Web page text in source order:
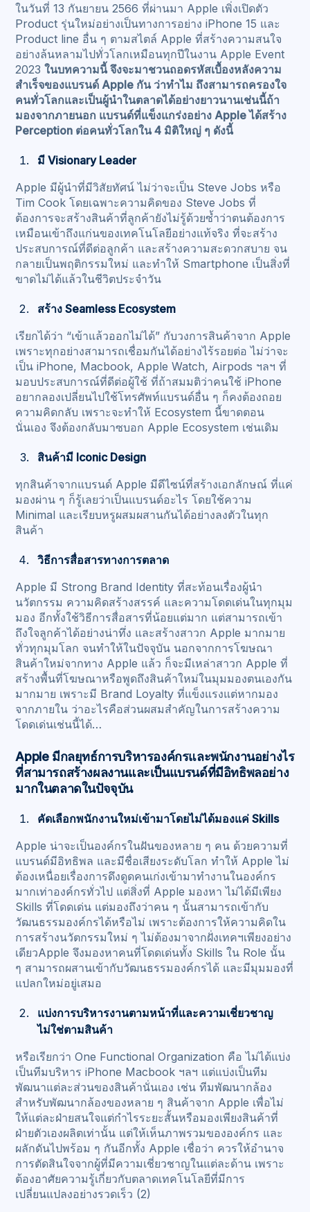
ในวันที่ 13 กันยายน 2566 ที่ผ่านมา Apple เพิ่งเปิดตัว
Product รุ่นใหม่อย่างเป็นทางการอย่าง iPhone 15 และ
Product line อื่น ๆ ตามสไตล์ Apple ที่สร้างความสนใจ
อย่างล้นหลามไปทั่วโลกเหมือนทุกปีในงาน Apple Event
2023ในบทความนี้ จึงจะมาชวนถอดรหัสเบื้องหลังความ
สำเร็จของแบรนด์ Apple กัน ว่าทำไม ถึงสามารถครองใจ
คนทั่วโลกและเป็นผู้นำในตลาดได้อย่างยาวนานเช่นนี้ถ้า
มองจากภายนอก แบรนด์ที่แข็งแกร่งอย่าง Apple ได้สร้าง
Perception ต่อคนทั่วโลกใน 4 มิติใหญ่ ๆ ดังนี้
มี Visionary Leader
Apple มีผู้นำที่มีวิสัยทัศน์ ไม่ว่าจะเป็น Steve Jobs หรือ
Tim Cook โดยเฉพาะความคิดของ Steve Jobs ที่
ต้องการจะสร้างสินค้าที่ลูกค้ายังไม่รู้ด้วยซ้ำว่าตนต้องการ
เหมือนเข้าถึงแก่นของเทคโนโลยีอย่างแท้จริง ที่จะสร้าง
ประสบการณ์ที่ดีต่อลูกค้า และสร้างความสะดวกสบาย จน
กลายเป็นพฤติกรรมใหม่ และทำให้ Smartphone เป็นสิ่งที่
ขาดไม่ได้แล้วในชีวิตประจำวัน
สร้าง Seamless Ecosystem
เรียกได้ว่า “เข้าแล้วออกไม่ได้” กับวงการสินค้าจาก Apple
เพราะทุกอย่างสามารถเชื่อมกันได้อย่างไร้รอยต่อ ไม่ว่าจะ
เป็น iPhone, Macbook, Apple Watch, Airpods ฯลฯ ที่
มอบประสบการณ์ที่ดีต่อผู้ใช้ ที่ถ้าสมมติว่าคนใช้ iPhone
อยากลองเปลี่ยนไปใช้โทรศัพท์แบรนด์อื่น ๆ ก็คงต้องถอย
ความคิดกลับ เพราะจะทำให้ Ecosystem นี้ขาดตอน
นั่นเอง จึงต้องกลับมาซบอก Apple Ecosystem เช่นเดิม
สินค้ามี Iconic Design
ทุกสินค้าจากแบรนด์ Apple มีดีไซน์ที่สร้างเอกลักษณ์ ที่แค่
มองผ่าน ๆ ก็รู้เลยว่าเป็นแบรนด์อะไร โดยใช้ความ
Minimal และเรียบหรูผสมผสานกันได้อย่างลงตัวในทุก
สินค้า
วิธีการสื่อสารทางการตลาด
Apple มี Strong Brand Identity ที่สะท้อนเรื่องผู้นำ
นวัตกรรม ความคิดสร้างสรรค์ และความโดดเด่นในทุกมุม
มอง อีกทั้งใช้วิธีการสื่อสารที่น้อยแต่มาก แต่สามารถเข้า
ถึงใจลูกค้าได้อย่างน่าทึ่ง และสร้างสาวก Apple มากมาย
ทั่วทุกมุมโลก จนทำให้ในปัจจุบัน นอกจากการโฆษณา
สินค้าใหม่จากทาง Apple แล้ว ก็จะมีเหล่าสาวก Apple ที่
สร้างพื้นที่โฆษณาหรือพูดถึงสินค้าใหม่ในมุมมองตนเองกัน
มากมาย เพราะมี Brand Loyalty ที่แข็งแรงแต่หากมอง
จากภายใน ว่าอะไรคือส่วนผสมสำคัญในการสร้างความ
โดดเด่นเช่นนี้ได้…
Apple มีกลยุทธ์การบริหารองค์กรและพนักงานอย่างไร
ที่สามารถสร้างผลงานและเป็นแบรนด์ที่มีอิทธิพลอย่าง
มากในตลาดในปัจจุบัน
คัดเลือกพนักงานใหม่เข้ามาโดยไม่ได้มองแค่ Skills
Apple น่าจะเป็นองค์กรในฝันของหลาย ๆ คน ด้วยความที่
แบรนด์มีอิทธิพล และมีชื่อเสียงระดับโลก ทำให้ Apple ไม่
ต้องเหนื่อยเรื่องการดึงดูดคนเก่งเข้ามาทำงานในองค์กร
มากเท่าองค์กรทั่วไป แต่สิ่งที่ Apple มองหา ไม่ได้มีเพียง
Skills ที่โดดเด่น แต่มองถึงว่าคน ๆ นั้นสามารถเข้ากับ
วัฒนธรรมองค์กรได้หรือไม่ เพราะต้องการให้ความคิดใน
การสร้างนวัตกรรมใหม่ ๆ ไม่ต้องมาจากฝั่งเทคฯเพียงอย่าง
เดียวApple จึงมองหาคนที่โดดเด่นทั้ง Skills ใน Role นั้น
ๆ สามารถผสานเข้ากับวัฒนธรรมองค์กรได้ และมีมุมมองที่
แปลกใหม่อยู่เสมอ
แบ่งการบริหารงานตามหน้าที่และความเชี่ยวชาญ
ไม่ใช่ตามสินค้า
หรือเรียกว่า One Functional Organization คือ ไม่ได้แบ่ง
เป็นทีมบริหาร iPhone Macbook ฯลฯ แต่แบ่งเป็นทีม
พัฒนาแต่ละส่วนของสินค้านั่นเอง เช่น ทีมพัฒนากล้อง
สำหรับพัฒนากล้องของหลาย ๆ สินค้าจาก Apple เพื่อไม่
ให้แต่ละฝ่ายสนใจแต่กำไรระยะสั้นหรือมองเพียงสินค้าที่
ฝ่ายตัวเองผลิตเท่านั้น แต่ให้เห็นภาพรวมขององค์กร และ
ผลักดันไปพร้อม ๆ กันอีกทั้ง Apple เชื่อว่า ควรให้อำนาจ
การตัดสินใจจากผู้ที่มีความเชี่ยวชาญในแต่ละด้าน เพราะ
ต้องอาศัยความรู้เกี่ยวกับตลาดเทคโนโลยีที่มีการ
เปลี่ยนแปลงอย่างรวดเร็ว (2)